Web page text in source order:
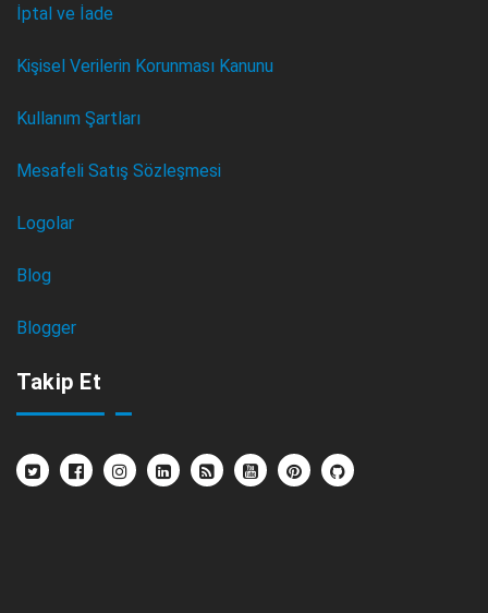
İptal ve İade
Kişisel Verilerin Korunması Kanunu
Kullanım Şartları
Mesafeli Satış Sözleşmesi
Logolar
Blog
Blogger
Takip Et